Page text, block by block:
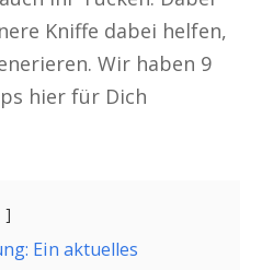
Kniffe dabei helfen,
Wir haben 9
hier für Dich
Ein aktuelles